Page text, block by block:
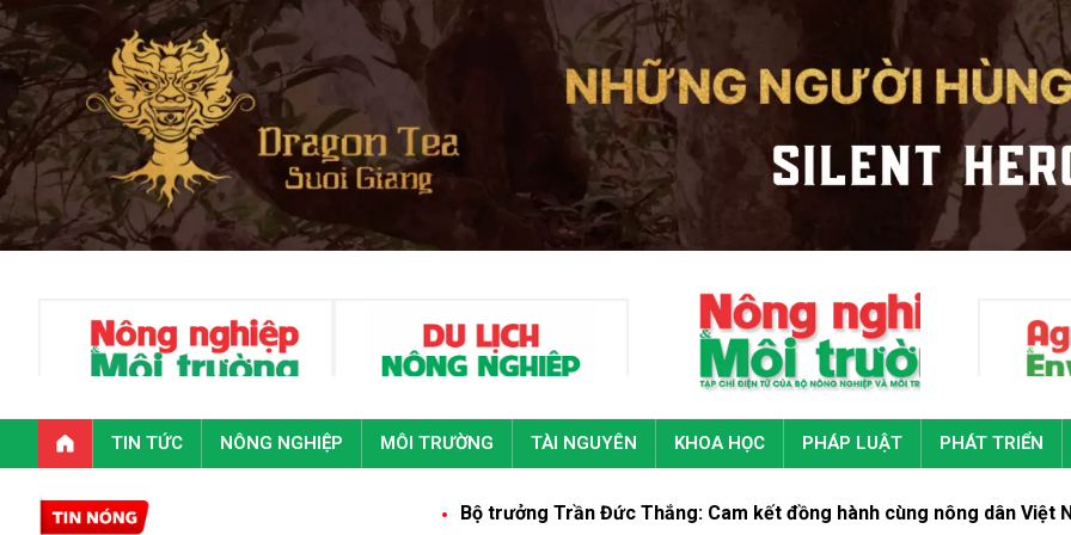
TIN TỨC NÔNG NGHIỆP MÔI TRƯỜNG TÀI NGUYÊN KHOA HỌC PHÁP LUẬT PHÁT TRIỂN
Bộ trưởng Trần Đức Thắng: Cam kết đồng hành cùng nông dân Việt Nam kiến